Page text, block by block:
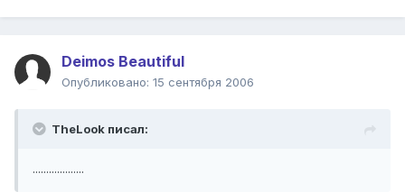
Deimos Beautiful
Опубликовано: 15 сентября 2006
TheLook писал:
...................